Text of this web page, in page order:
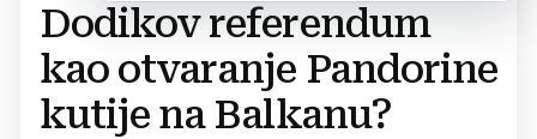
Dodikov referendum
kao otvaranje Pandorine
kutije na Balkanu?